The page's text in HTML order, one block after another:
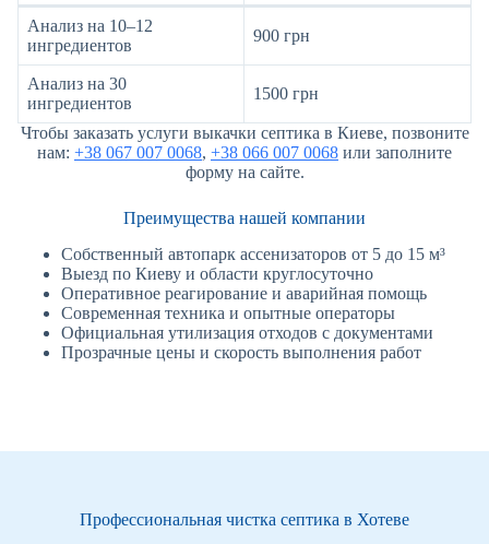
Анализ на 10–12
ингредиентов
900 грн
Анализ на 30
ингредиентов
1500 грн
Чтобы заказать услуги выкачки септика в Киеве, позвоните
нам: +38 067 007 0068, +38 066 007 0068 или заполните
форму на сайте.
Преимущества нашей компании
Собственный автопарк ассенизаторов от 5 до 15 м³
Выезд по Киеву и области круглосуточно
Оперативное реагирование и аварийная помощь
Современная техника и опытные операторы
Официальная утилизация отходов с документами
Прозрачные цены и скорость выполнения работ
Профессиональная чистка септика в Хотеве